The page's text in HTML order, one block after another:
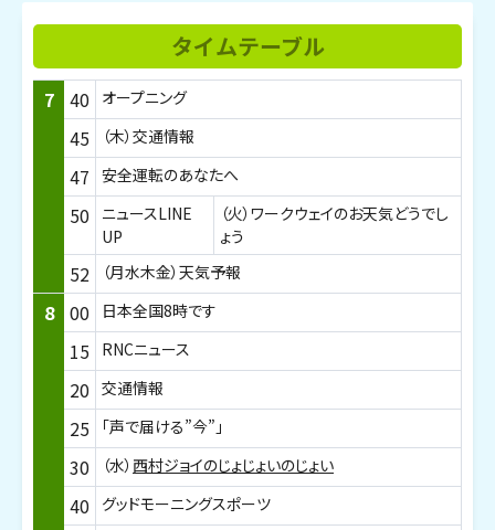
タイムテーブル
7 40 オープニング
45 （木）交通情報
47 安全運転のあなたへ
50 ニュースLINE
UP
（火）ワークウェイのお天気どうでし
ょう
52 （月水木金）天気予報
8 00 日本全国8時です
15 RNCニュース
20 交通情報
25 「声で届ける”今”」
30 （水） 西村ジョイのじょじょいのじょい
40 グッドモーニングスポーツ